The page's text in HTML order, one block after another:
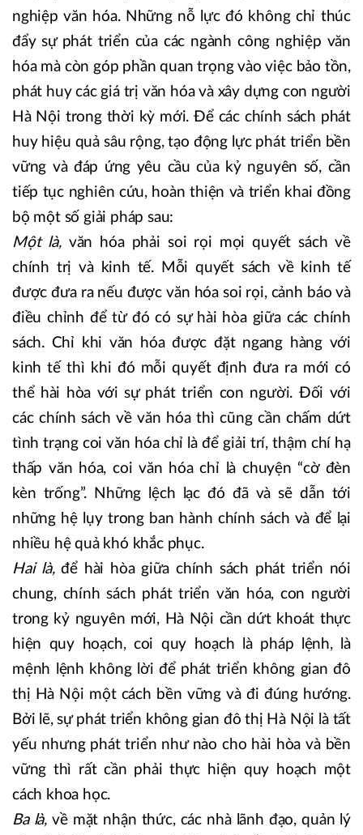
nghiệp văn hóa. Những nỗ lực đó không chỉ thúc
đẩy sự phát triển của các ngành công nghiệp văn
hóa mà còn góp phần quan trọng vào việc bảo tồn,
phát huy các giá trị văn hóa và xây dựng con người
Hà Nội trong thời kỳ mới. Để các chính sách phát
huy hiệu quả sâu rộng, tạo động lực phát triển bền
vững và đáp ứng yêu cầu của kỷ nguyên số, cần
tiếp tục nghiên cứu, hoàn thiện và triển khai đồng
bộ một số giải pháp sau:
Một là,văn hóa phải soi rọi mọi quyết sách về
chính trị và kinh tế. Mỗi quyết sách về kinh tế
được đưa ra nếu được văn hóa soi rọi, cảnh báo và
điều chỉnh để từ đó có sự hài hòa giữa các chính
sách. Chỉ khi văn hóa được đặt ngang hàng với
kinh tế thì khi đó mỗi quyết định đưa ra mới có
thể hài hòa với sự phát triển con người. Đối với
các chính sách về văn hóa thì cũng cần chấm dứt
tình trạng coi văn hóa chỉ là để giải trí, thậm chí hạ
thấp văn hóa, coi văn hóa chỉ là chuyện “cờ đèn
kèn trống”. Những lệch lạc đó đã và sẽ dẫn tới
những hệ lụy trong ban hành chính sách và để lại
nhiều hệ quả khó khắc phục.
Hai là,để hài hòa giữa chính sách phát triển nói
chung, chính sách phát triển văn hóa, con người
trong kỷ nguyên mới, Hà Nội cần dứt khoát thực
hiện quy hoạch, coi quy hoạch là pháp lệnh, là
mệnh lệnh không lời để phát triển không gian đô
thị Hà Nội một cách bền vững và đi đúng hướng.
Bởi lẽ, sự phát triển không gian đô thị Hà Nội là tất
yếu nhưng phát triển như nào cho hài hòa và bền
vững thì rất cần phải thực hiện quy hoạch một
cách khoa học.
Ba là, về mặt nhận thức, các nhà lãnh đạo, quản lý